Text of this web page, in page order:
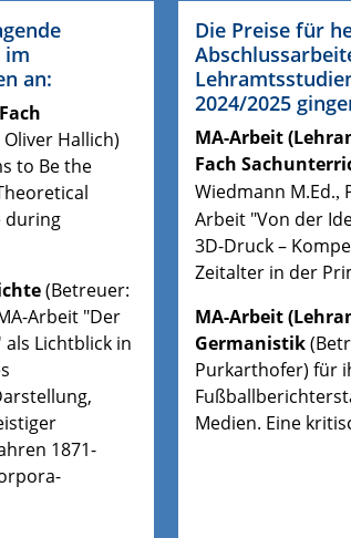
im
an:
Hallich)
to Be the
during
(Betreuer:
Arbeit "Der
Lichtblick in
1871-
Die Preise für
2024/2025
MA-Arbeit
Fach
Wiedmann M.Ed.,
Arbeit "Von der
3D-Druck –
Zeitalter in der
MA-Arbeit
Germanistik
Purkarthofer) für
Medien. Eine